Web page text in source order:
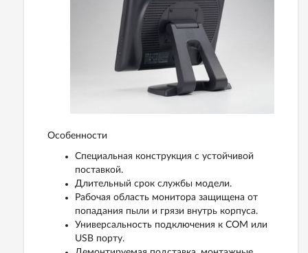
Особенности
Специальная конструкция с устойчивой
поставкой.
Длительный срок службы модели.
Рабочая область монитора защищена от
попадания пыли и грязи внутрь корпуса.
Универсальность подключения к COM или
USB порту.